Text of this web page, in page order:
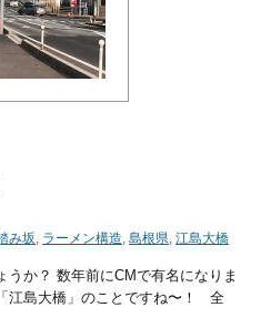
み坂, ラーメン構造, 島根県, 江島大橋
うか？ 数年前にCMで有名になりま
江島大橋」のことですね〜！ 全